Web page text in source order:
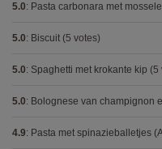
5.0: Pasta carbonara met
5.0: Biscuit (5 votes)
5.0: Spaghetti met krokante kip (5
5.0: Bolognese van champignon
4.9: Pasta met spinazieballetjes